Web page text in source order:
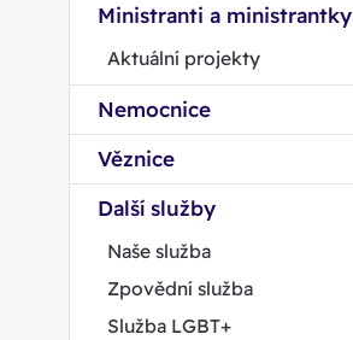
Ministranti a ministrantky
Aktuální projekty
Nemocnice
Věznice
Další služby
Naše služba
Zpovědní služba
Služba LGBT+